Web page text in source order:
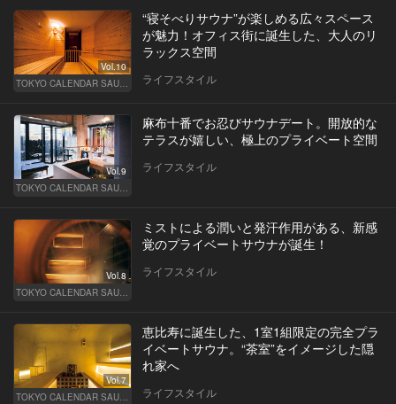
Vol.10
“寝そべりサウナ”が楽しめる広々スペース
が魅力！オフィス街に誕生した、大人のリ
ラックス空間
ライフスタイル
Vol.9
麻布十番でお忍びサウナデート。開放的な
テラスが嬉しい、極上のプライベート空間
ライフスタイル
Vol.8
ミストによる潤いと発汗作用がある、新感
覚のプライベートサウナが誕生！
ライフスタイル
Vol.7
恵比寿に誕生した、1室1組限定の完全プラ
イベートサウナ。“茶室”をイメージした隠
れ家へ
ライフスタイル